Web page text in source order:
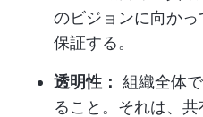
のビジョンに向か
保証する。
透明性： 組織全体
ること。それは、